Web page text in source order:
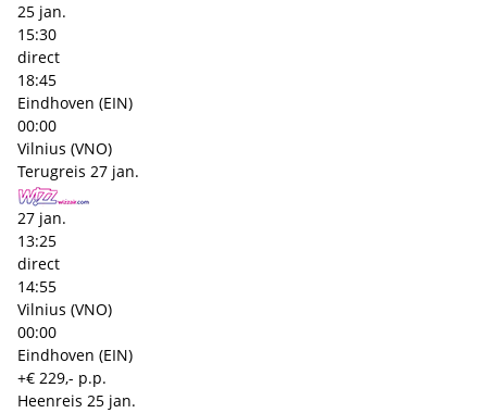
25 jan.
15:30
direct
18:45
Eindhoven (EIN)
00:00
Vilnius (VNO)
Terugreis 27 jan.
27 jan.
13:25
direct
14:55
Vilnius (VNO)
00:00
Eindhoven (EIN)
+€ 229,- p.p.
Heenreis 25 jan.